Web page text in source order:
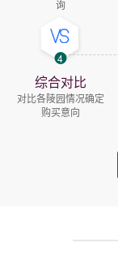
询
4
综合对比
对比各陵园情况确定
购买意向